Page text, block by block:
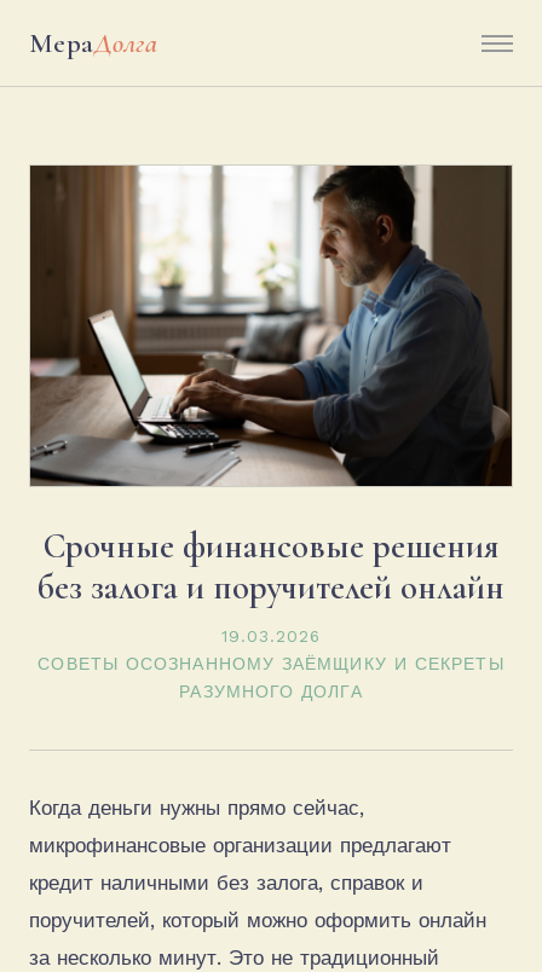
МераДолга
Срочные финансовые решения
без залога и поручителей онлайн
19.03.2026
СОВЕТЫ ОСОЗНАННОМУ ЗАЁМЩИКУ И СЕКРЕТЫ
РАЗУМНОГО ДОЛГА
Когда деньги нужны прямо сейчас,
микрофинансовые организации предлагают
кредит наличными без залога, справок и
поручителей, который можно оформить онлайн
за несколько минут. Это не традиционный